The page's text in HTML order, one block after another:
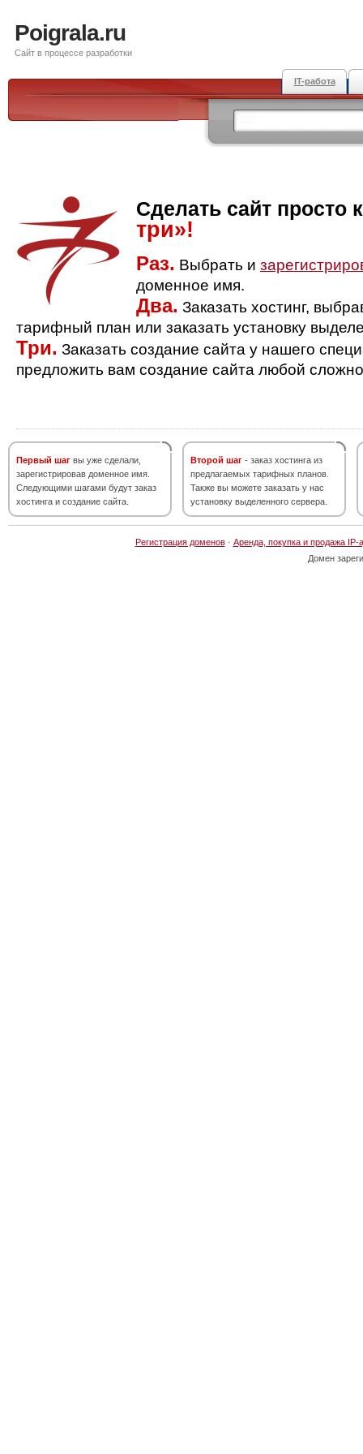
Poigrala.ru
Сайт в процессе разработки
IT-работа
Сделать сайт просто
три»!
Раз. Выбрать и
доменное имя.
Два. Заказать хостинг,
тарифный план или заказать установку
Три. Заказать создание сайта у нашего
предложить вам создание сайта любой
Первый шаг вы уже сделали,
зарегистрировав доменное имя.
Следующими шагами будут заказ
хостинга и создание сайта.
Второй шаг - заказ хостинга из
предлагаемых тарифных планов.
Также вы можете заказать у нас
установку выделенного сервера.
Регистрация доменов· Аренда, покупка и продажа IP-
Домен